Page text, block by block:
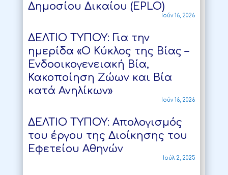
Δημοσίου Δικαίου (ΕPLO)
Ιούν 16, 2026
ΔΕΛΤΙΟ ΤΥΠΟΥ: Για την
ημερίδα «Ο Κύκλος της Βίας –
Ενδοοικογενειακή Βία,
Κακοποίηση Ζώων και Βία
κατά Ανηλίκων»
Ιούν 16, 2026
ΔΕΛΤΙΟ ΤΥΠΟΥ: Απολογισμός
του έργου της Διοίκησης του
Εφετείου Αθηνών
Ιούλ 2, 2025